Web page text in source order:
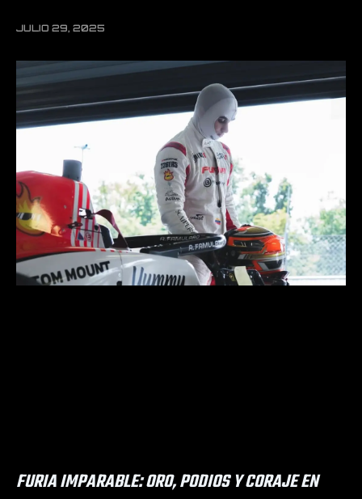
JULIO 29, 2025
FURIA IMPARABLE: ORO, PODIOS Y CORAJE EN